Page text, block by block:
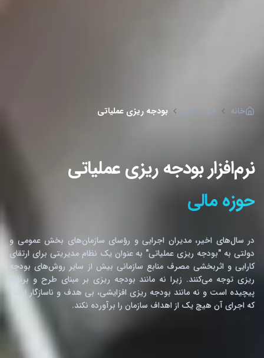
خانه حوزه مالی بودجه ریزی عملیاتی
نرم‌افزار بودجه ریزی عملیاتی
حوزه مالی
در سال‌های اخیر، مدیران اجرایی و رؤسای سازمان‌های بخش عمومی و
دولتی به "بودجه ریزی عملیاتی" به عنوان یک نظام مدیریتی برای ارتقای
کارایی و اثربخشی مصرف منابع سازمانی بیش از سایر روش‌های بودجه
ریزی توجه می‌کنند. زیرا نه مانند بودجه ریزی بر مبنای طرح و برنامه
پیچیده است و نه مانند بودجه ریزی افزایشی، بی هدف و ناسازگار است
که اجرای آن هیچ یک از اهداف سازمان را برآورده نکند.